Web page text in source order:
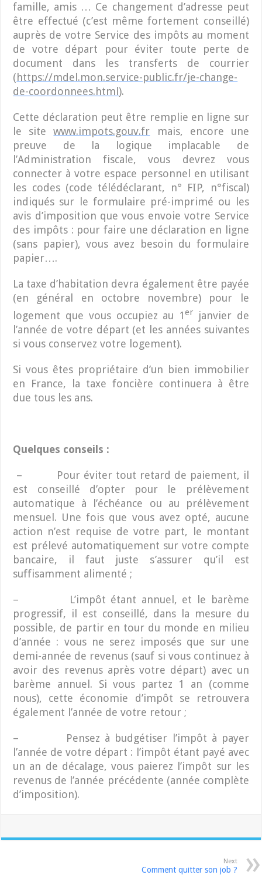
famille, amis … Ce changement d’adresse peut
être effectué (c’est même fortement conseillé)
auprès de votre Service des impôts au moment
de votre départ pour éviter toute perte de
document dans les transferts de courrier
(https://mdel.mon.service-public.fr/je-change-
de-coordonnees.html).
Cette déclaration peut être remplie en ligne sur
le sitewww.impots.gouv.fr mais, encore une
preuve de la logique implacable de
l’Administration fiscale, vous devrez vous
connecter à votre espace personnel en utilisant
les codes (code télédéclarant, n° FIP, n°fiscal)
indiqués sur le formulaire pré-imprimé ou les
avis d’imposition que vous envoie votre Service
des impôts : pour faire une déclaration en ligne
(sans papier), vous avez besoin du formulaire
papier….
La taxe d’habitation devra également être payée
(en général en octobre novembre) pour le
logement que vous occupiez au 1er janvier de
l’année de votre départ (et les années suivantes
si vous conservez votre logement).
Si vous êtes propriétaire d’un bien immobilier
en France, la taxe foncière continuera à être
due tous les ans.
Quelques conseils :
– Pour éviter tout retard de paiement, il
est conseillé d’opter pour le prélèvement
automatique à l’échéance ou au prélèvement
mensuel. Une fois que vous avez opté, aucune
action n’est requise de votre part, le montant
est prélevé automatiquement sur votre compte
bancaire, il faut juste s’assurer qu’il est
suffisamment alimenté ;
– L’impôt étant annuel, et le barème
progressif, il est conseillé, dans la mesure du
possible, de partir en tour du monde en milieu
d’année : vous ne serez imposés que sur une
demi-année de revenus (sauf si vous continuez à
avoir des revenus après votre départ) avec un
barème annuel. Si vous partez 1 an (comme
nous), cette économie d’impôt se retrouvera
également l’année de votre retour ;
– Pensez à budgétiser l’impôt à payer
l’année de votre départ : l’impôt étant payé avec
un an de décalage, vous paierez l’impôt sur les
revenus de l’année précédente (année complète
d’imposition).
Next
Comment quitter son job ?